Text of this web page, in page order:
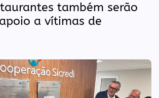
também serão
a vítimas de